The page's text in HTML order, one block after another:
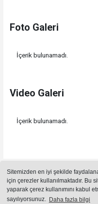
Sitemizden en iyi şekilde
için çerezler kullanılmaktadır. Bu
yaparak çerez kullanımını kabul
sayılıyorsunuz. Daha fazla bilgi
Foto Galeri
İçerik bulunamadı.
Video Galeri
İçerik bulunamadı.
Sitemizde bulunan içeriklerin